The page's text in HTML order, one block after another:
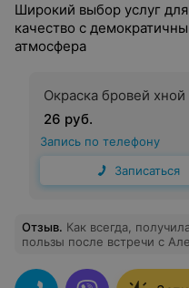
Широкий выбор услуг
качество с
атмосфера
Окраска бровей хной
26 руб.
Запись по телефону
Записаться
Отзыв. Как всегда,
пользы после встречи с
Видимый результат не